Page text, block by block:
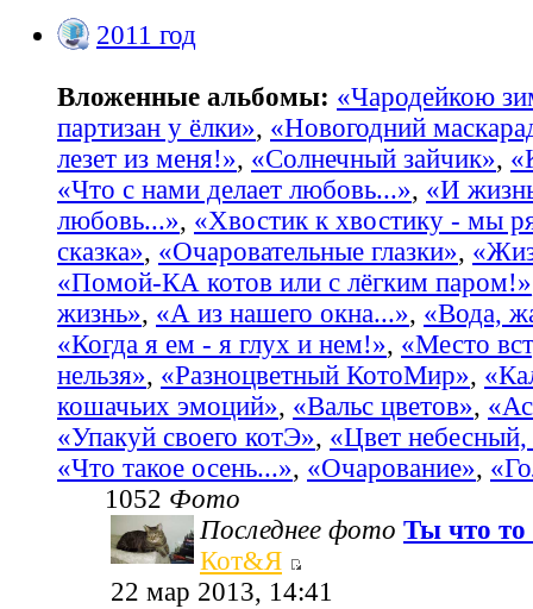
2011 год
Вложенные альбомы: «Чародейкою
партизан у ёлки», «Новогодний
лезет из меня!», «Солнечный зайчик»,
«Что с нами делает любовь...», «И
любовь...», «Хвостик к хвостику - мы
сказка», «Очаровательные глазки»,
«Помой-КА котов или с лёгким паром!»
жизнь», «А из нашего окна...», «Вода,
«Когда я ем - я глух и нем!», «Место
нельзя», «Разноцветный КотоМир»,
кошачьих эмоций», «Вальс цветов»,
«Упакуй своего котЭ», «Цвет небесный,
«Что такое осень...», «Очарование»,
1052 Фото
Последнее фото Ты что то
Кот&Я
22 мар 2013, 14:41